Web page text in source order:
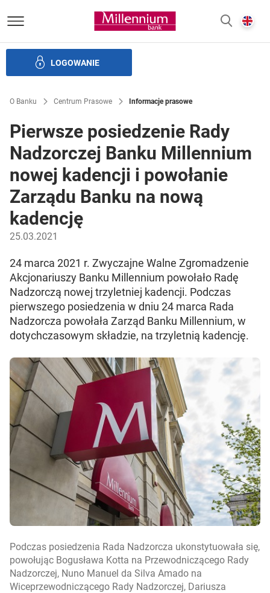
Bank Millennium homepage
LOGOWANIE
O Banku Centrum Prasowe Informacje prasowe
Pierwsze posiedzenie Rady
Nadzorczej Banku Millennium
nowej kadencji i powołanie
Zarządu Banku na nową
kadencję
25.03.2021
24 marca 2021 r. Zwyczajne Walne Zgromadzenie
Akcjonariuszy Banku Millennium powołało Radę
Nadzorczą nowej trzyletniej kadencji. Podczas
pierwszego posiedzenia w dniu 24 marca Rada
Nadzorcza powołała Zarząd Banku Millennium, w
dotychczasowym składzie, na trzyletnią kadencję.
Podczas posiedzenia Rada Nadzorcza ukonstytuowała się,
powołując Bogusława Kotta na Przewodniczącego Rady
Nadzorczej, Nuno Manuel da Silva Amado na
Wiceprzewodniczącego Rady Nadzorczej, Dariusza